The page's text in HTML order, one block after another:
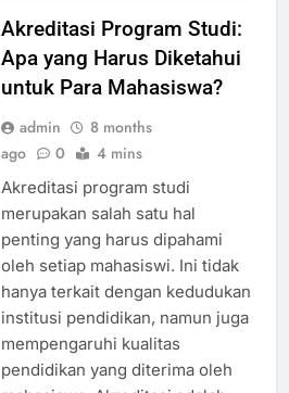
Akreditasi Program Studi:
Apa yang Harus Diketahui
untuk Para Mahasiswa?
admin
8 months
ago
0 4 mins
Akreditasi program studi
merupakan salah satu hal
penting yang harus dipahami
oleh setiap mahasiswi. Ini tidak
hanya terkait dengan kedudukan
institusi pendidikan, namun juga
mempengaruhi kualitas
pendidikan yang diterima oleh